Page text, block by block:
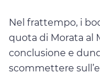
Nel frattempo, i
quota di Morata al
conclusione e
scommettere